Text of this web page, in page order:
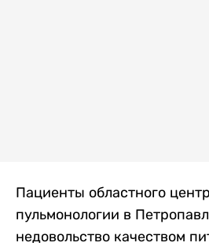
Пациенты областного
пульмонологии в
недовольство качеством